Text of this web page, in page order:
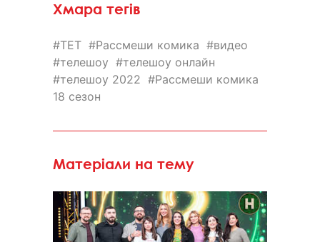
Хмара тегів
ТЕТ Рассмеши комика
видео
телешоу
телешоу онлайн
телешоу 2022
Рассмеши комика
18 сезон
Матеріали на тему